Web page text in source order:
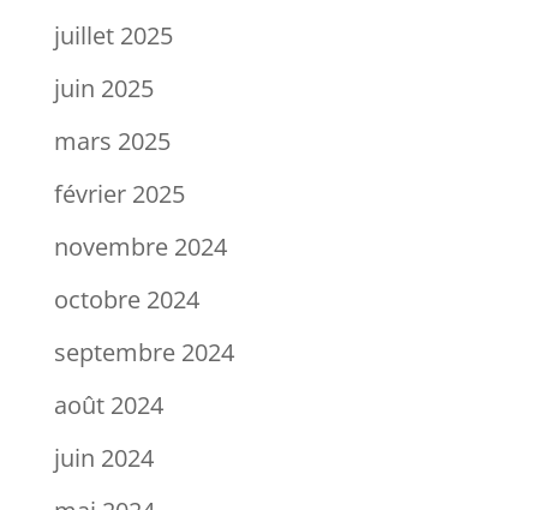
juillet 2025
juin 2025
mars 2025
février 2025
novembre 2024
octobre 2024
septembre 2024
août 2024
juin 2024